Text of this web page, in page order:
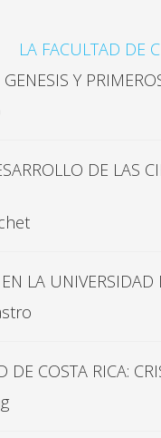
LA FACULTAD DE
GENESIS Y
DE LAS
LA UNIVERSIDAD
DE COSTA RICA: